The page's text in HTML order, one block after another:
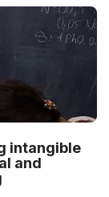
intangible
and